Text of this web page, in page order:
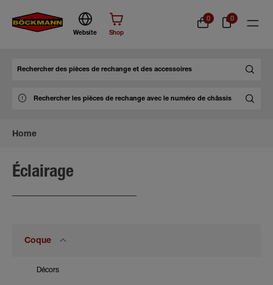
Website Shop
0 0
Home
Éclairage
Coque
Décors